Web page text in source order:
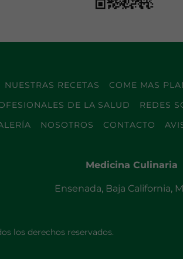
NUESTRAS RECETAS COME MAS
DE LA SALUD REDES
NOSOTROS CONTACTO
Medicina Culinaria
Ensenada, Baja California,
los derechos reservados.